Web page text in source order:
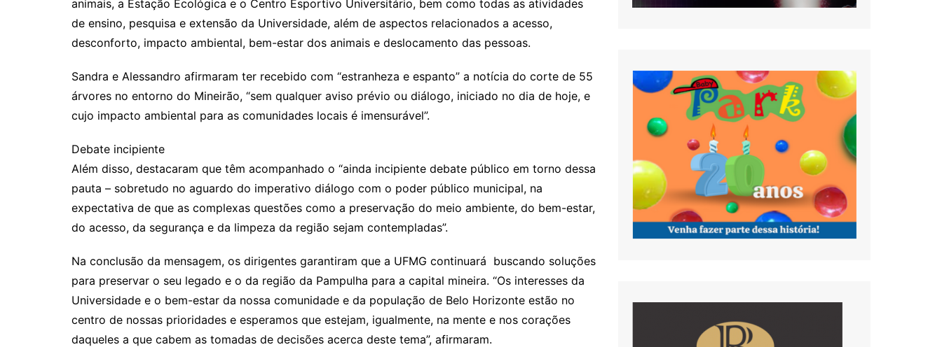
animais, a Estação Ecológica e o Centro Esportivo Universitário, bem como todas as atividades
de ensino, pesquisa e extensão da Universidade, além de aspectos relacionados a acesso,
desconforto, impacto ambiental, bem-estar dos animais e deslocamento das pessoas.
Sandra e Alessandro afirmaram ter recebido com “estranheza e espanto” a notícia do corte de 55
árvores no entorno do Mineirão, “sem qualquer aviso prévio ou diálogo, iniciado no dia de hoje, e
cujo impacto ambiental para as comunidades locais é imensurável”.
Debate incipiente
Além disso, destacaram que têm acompanhado o “ainda incipiente debate público em torno dessa
pauta – sobretudo no aguardo do imperativo diálogo com o poder público municipal, na
expectativa de que as complexas questões como a preservação do meio ambiente, do bem-estar,
do acesso, da segurança e da limpeza da região sejam contempladas”.
Na conclusão da mensagem, os dirigentes garantiram que a UFMG continuará buscando soluções
para preservar o seu legado e o da região da Pampulha para a capital mineira. “Os interesses da
Universidade e o bem-estar da nossa comunidade e da população de Belo Horizonte estão no
centro de nossas prioridades e esperamos que estejam, igualmente, na mente e nos corações
daqueles a que cabem as tomadas de decisões acerca deste tema”, afirmaram.